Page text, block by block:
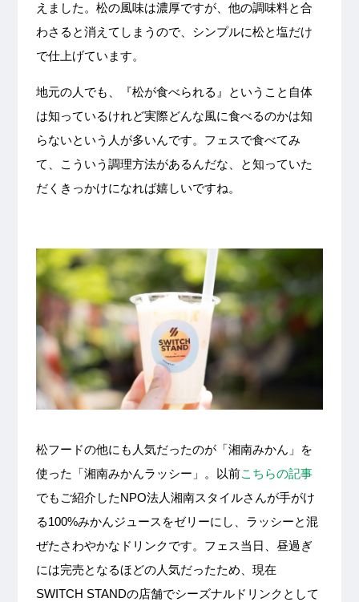
えました。松の風味は濃厚ですが、他の調味料と合
わさると消えてしまうので、シンプルに松と塩だけ
で仕上げています。
地元の人でも、『松が食べられる』ということ自体
は知っているけれど実際どんな風に食べるのかは知
らないという人が多いんです。フェスで食べてみ
て、こういう調理方法があるんだな、と知っていた
だくきっかけになれば嬉しいですね。
松フードの他にも人気だったのが「湘南みかん」を
使った「湘南みかんラッシー」。以前こちらの記事
でもご紹介したNPO法人湘南スタイルさんが手がけ
る100%みかんジュースをゼリーにし、ラッシーと混
ぜたさわやかなドリンクです。フェス当日、昼過ぎ
には完売となるほどの人気だったため、現在
SWITCH STANDの店舗でシーズナルドリンクとして